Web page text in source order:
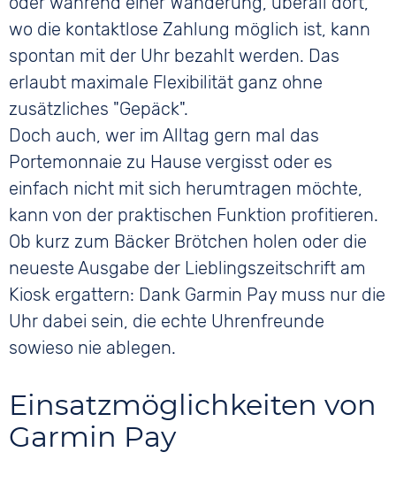
wo die kontaktlose Zahlung möglich ist, kann
spontan mit der Uhr bezahlt werden. Das
erlaubt maximale Flexibilität ganz ohne
zusätzliches "Gepäck".
Doch auch, wer im Alltag gern mal das
Portemonnaie zu Hause vergisst oder es
einfach nicht mit sich herumtragen möchte,
kann von der praktischen Funktion profitieren.
Ob kurz zum Bäcker Brötchen holen oder die
neueste Ausgabe der Lieblingszeitschrift am
Kiosk ergattern: Dank Garmin Pay muss nur die
Uhr dabei sein, die echte Uhrenfreunde
sowieso nie ablegen.
Einsatzmöglichkeiten von
Garmin Pay